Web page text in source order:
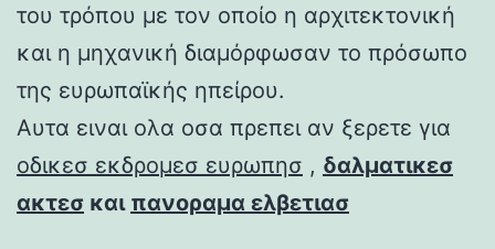
του τρόπου με τον οποίο η αρχιτεκτονική
και η μηχανική διαμόρφωσαν το πρόσωπο
της ευρωπαϊκής ηπείρου.
Αυτα ειναι ολα οσα πρεπει αν ξερετε για
οδικεσ εκδρομεσ ευρωπησ , δαλματικεσ
ακτεσ και πανοραμα ελβετιασ